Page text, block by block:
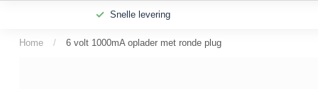
Snelle levering
Home / 6 volt 1000mA oplader met ronde plug